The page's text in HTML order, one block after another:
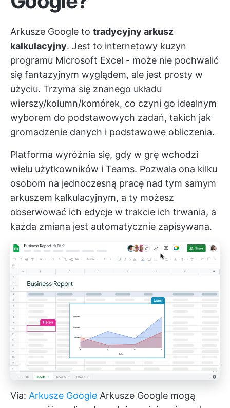
Arkusze Google to tradycyjny arkusz
kalkulacyjny. Jest to internetowy kuzyn
programu Microsoft Excel - może nie pochwalić
się fantazyjnym wyglądem, ale jest prosty w
użyciu. Trzyma się znanego układu
wierszy/kolumn/komórek, co czyni go idealnym
wyborem do podstawowych zadań, takich jak
gromadzenie danych i podstawowe obliczenia.
Platforma wyróżnia się, gdy w grę wchodzi
wielu użytkowników i Teams. Pozwala ona kilku
osobom na jednoczesną pracę nad tym samym
arkuszem kalkulacyjnym, a ty możesz
obserwować ich edycje w trakcie ich trwania, a
każda zmiana jest automatycznie zapisywana.
Via: Arkusze Google Arkusze Google mogą